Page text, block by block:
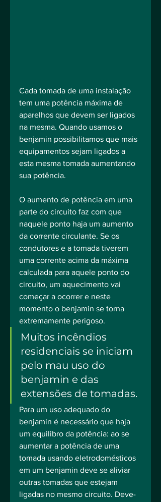
Cada tomada de uma instalação
tem uma potência máxima de
aparelhos que devem ser ligados
na mesma. Quando usamos o
benjamin possibilitamos que mais
equipamentos sejam ligados a
esta mesma tomada aumentando
sua potência.
O aumento de potência em uma
parte do circuito faz com que
naquele ponto haja um aumento
da corrente circulante. Se os
condutores e a tomada tiverem
uma corrente acima da máxima
calculada para aquele ponto do
circuito, um aquecimento vai
começar a ocorrer e neste
momento o benjamin se torna
extremamente perigoso.
Muitos incêndios
residenciais se iniciam
pelo mau uso do
benjamin e das
extensões de tomadas.
Para um uso adequado do
benjamin é necessário que haja
um equilibro da potência: ao se
aumentar a potência de uma
tomada usando eletrodomésticos
em um benjamin deve se aliviar
outras tomadas que estejam
ligadas no mesmo circuito. Deve-